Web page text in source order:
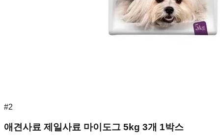
#2
애견사료 제일사료 마이도그 5kg 3개 1박스